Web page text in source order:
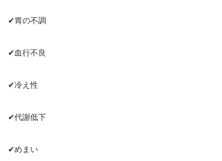
✔胃の不調
✔血行不良
✔冷え性
✔代謝低下
✔めまい